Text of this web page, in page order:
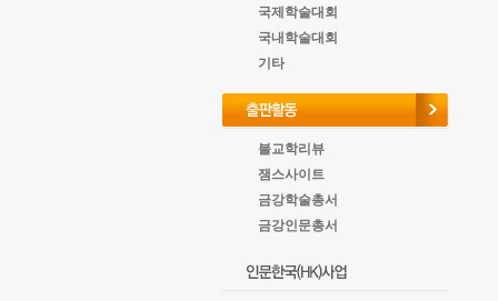
국제학술대회
국내학술대회
기타
불교학리뷰
잼스사이트
금강학술총서
금강인문총서